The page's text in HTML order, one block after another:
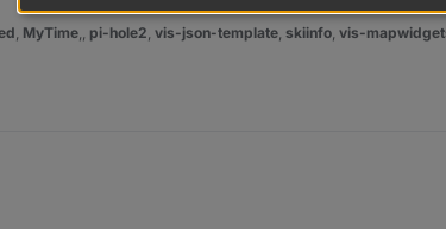
, MyTime,, pi-hole2, vis-json-template, skiinfo, vis-